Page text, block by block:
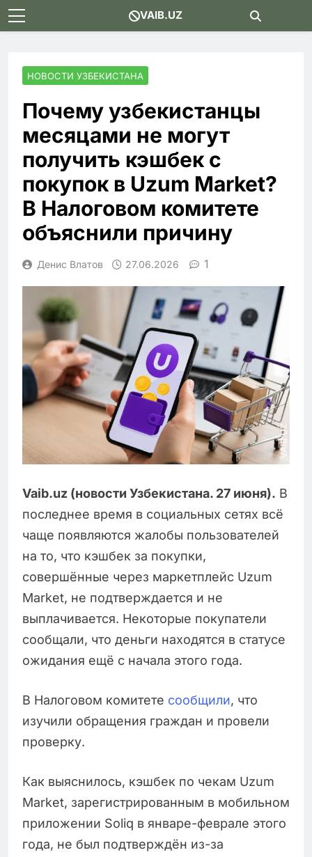
Skip
to
VAIB.UZ
НОВОСТИ УЗБЕКИСТАНА
Почему узбекистанцы
месяцами не могут
получить кэшбек с
покупок в Uzum Market?
В Налоговом комитете
объяснили причину
Денис Влатов 27.06.2026 1
Vaib.uz (новости Узбекистана. 27 июня). В
последнее время в социальных сетях всё
чаще появляются жалобы пользователей
на то, что кэшбек за покупки,
совершённые через маркетплейс Uzum
Market, не подтверждается и не
выплачивается. Некоторые покупатели
сообщали, что деньги находятся в статусе
ожидания ещё с начала этого года.
В Налоговом комитете сообщили, что
изучили обращения граждан и провели
проверку.
Как выяснилось, кэшбек по чекам Uzum
Market, зарегистрированным в мобильном
приложении Soliq в январе-феврале этого
года, не был подтверждён из-за